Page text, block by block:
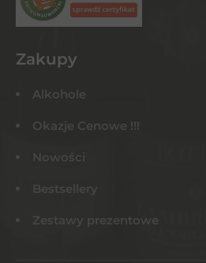
Zakupy
Alkohole
Okazje Cenowe !!!
Nowości
Bestsellery
Zestawy prezentowe